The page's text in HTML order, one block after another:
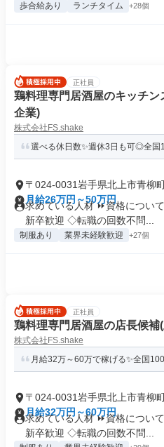
歩合給あり ランチタイム +28個
正社員
鶏料理専門居酒屋のキッチ
企業)
株式会社FS.shake
選べる休日数✨週休3日も可◎全国
〒024-0031岩手県北上市青柳
月給26万円～50万円
求めている人材 ⏩資格につい
新卒歓迎 ◇転職の回数不問...
制服あり 業界未経験歓迎 +27個
正社員
鶏料理専門居酒屋の店長候
株式会社FS.shake
月給32万～60万で稼げる✨全国
〒024-0031岩手県北上市青柳
月給32万円～60万円
求めている人材 ⏩資格につい
新卒歓迎 ◇転職の回数不問...